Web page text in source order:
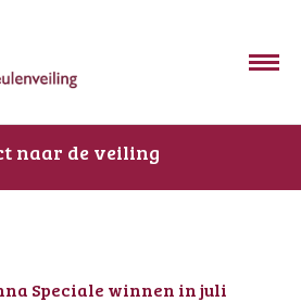
naar de veiling
Speciale winnen in juli